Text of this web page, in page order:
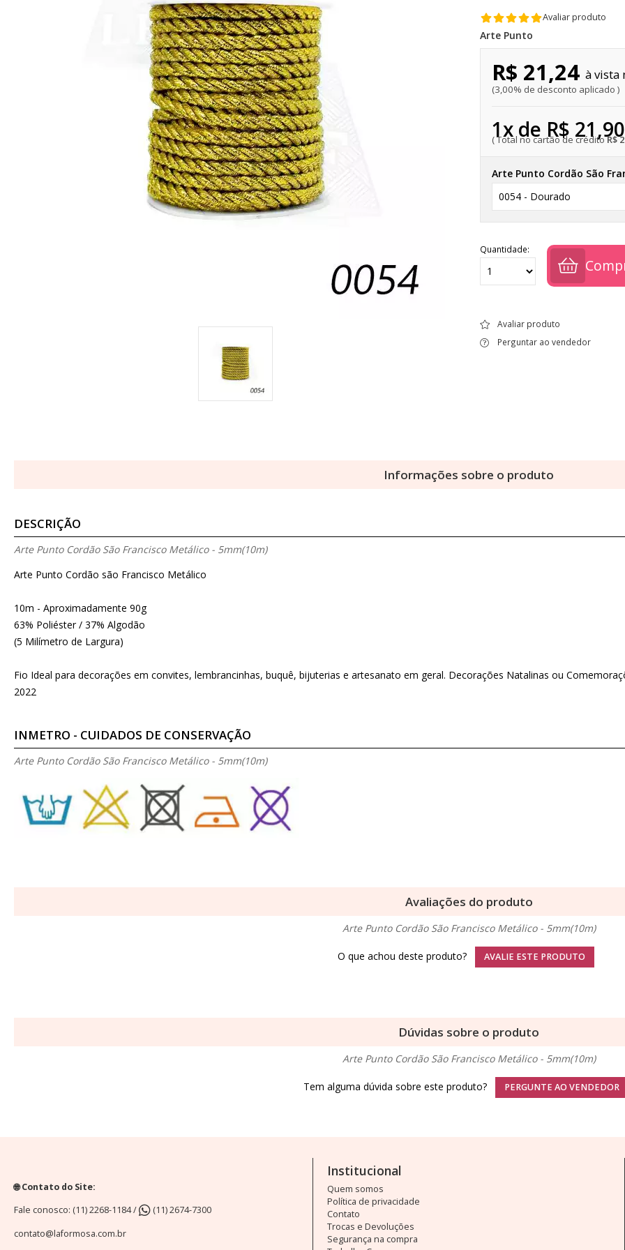
Avaliar produto
Arte Punto
R$
1x de R$ 21,90
R$ 21,24
3,00% de desconto aplicado
Arte Punto Cordão São
Quantidade:
Avaliar produto
Perguntar ao vendedor
Informações sobre o produto
DESCRIÇÃO
Arte Punto Cordão São Francisco Metálico - 5mm(10m)
Arte Punto Cordão são Francisco Metálico
10m - Aproximadamente 90g
63% Poliéster / 37% Algodão
(5 Milímetro de Largura)
Fio Ideal para decorações em convites, lembrancinhas, buquê, bijuterias e artesanato em geral. Decorações Natalinas ou
2022
INMETRO - CUIDADOS DE CONSERVAÇÃO
Arte Punto Cordão São Francisco Metálico - 5mm(10m)
Avaliações do produto
Arte Punto Cordão São Francisco Metálico - 5mm(10m)
O que achou deste produto? AVALIE ESTE PRODUTO
Dúvidas sobre o produto
Arte Punto Cordão São Francisco Metálico - 5mm(10m)
Tem alguma dúvida sobre este produto? PERGUNTE AO VENDEDOR
🌐 Contato do Site:
Fale conosco: (11) 2268-1184 /
(11) 2674-7300
contato@laformosa.com.br
Institucional
Quem somos
Política de privacidade
Contato
Trocas e Devoluções
Segurança na compra